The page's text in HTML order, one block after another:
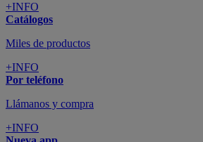
+INFO
Catálogos
Miles de productos
+INFO
Por teléfono
Llámanos y compra
+INFO